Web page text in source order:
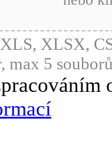
XLSX,
max 5